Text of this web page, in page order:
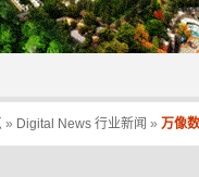
» Digital News 行业新闻 » 万像